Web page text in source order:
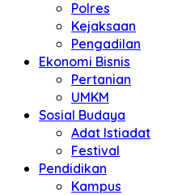
Polres
Kejaksaan
Pengadilan
Ekonomi Bisnis
Pertanian
UMKM
Sosial Budaya
Adat Istiadat
Festival
Pendidikan
Kampus